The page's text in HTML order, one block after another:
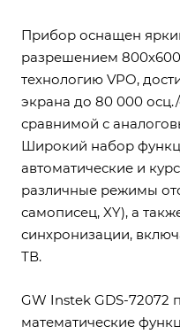
Прибор оснащен
разрешением
технологию VPO,
экрана до 80 000
сравнимой с
Широкий набор
автоматические и
различные режимы
самописец, XY), а
синхронизации,
ТВ.
GW Instek GDS-72072
математические